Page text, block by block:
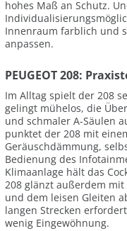
hohes Maß an Schutz.
Innenraum farblich und
anpassen.
PEUGEOT 208:
Im Alltag spielt der 208
gelingt mühelos, die
und schmaler A-Säulen
punktet der 208 mit
Geräuschdämmung,
Bedienung des
Klimaanlage hält das
208 glänzt außerdem
und dem leisen Gleiten
langen Strecken
wenig Eingewöhnung.